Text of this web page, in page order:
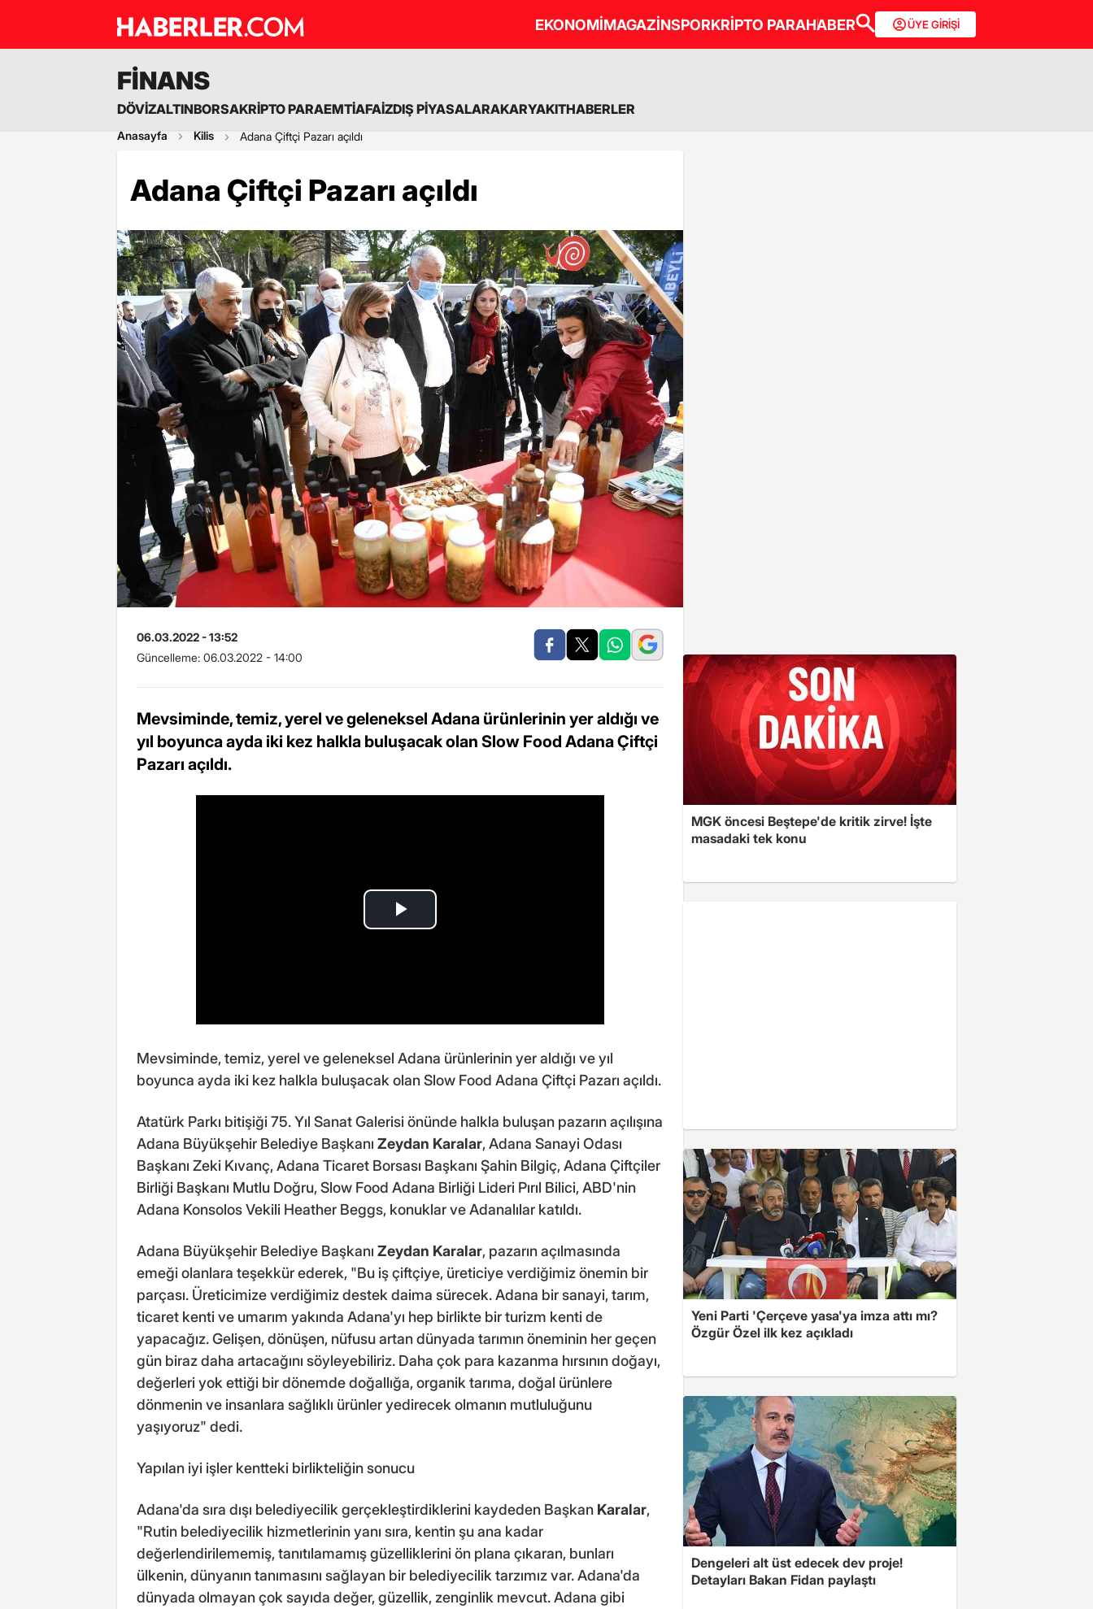
EKONOMİMAGAZİNSPORKRİPTO PARAHABER ÜYE GİRİŞİ
FİNANS
DÖVİZALTINBORSAKRİPTO PARAEMTİAFAİZDIŞ PİYASALARAKARYAKITHABERLER
Anasayfa Kilis Adana Çiftçi Pazarı açıldı
Adana Çiftçi Pazarı açıldı
06.03.2022 - 13:52
Güncelleme: 06.03.2022 - 14:00
Mevsiminde, temiz, yerel ve geleneksel Adana ürünlerinin yer aldığı ve
yıl boyunca ayda iki kez halkla buluşacak olan Slow Food Adana Çiftçi
Pazarı açıldı.
Mevsiminde, temiz, yerel ve geleneksel Adana ürünlerinin yer aldığı ve yıl
boyunca ayda iki kez halkla buluşacak olan Slow Food Adana Çiftçi Pazarı açıldı.
Atatürk Parkı bitişiği 75. Yıl Sanat Galerisi önünde halkla buluşan pazarın açılışına
Adana Büyükşehir Belediye Başkanı Zeydan Karalar, Adana Sanayi Odası
Başkanı Zeki Kıvanç, Adana Ticaret Borsası Başkanı Şahin Bilgiç, Adana Çiftçiler
Birliği Başkanı Mutlu Doğru, Slow Food Adana Birliği Lideri Pırıl Bilici, ABD'nin
Adana Konsolos Vekili Heather Beggs, konuklar ve Adanalılar katıldı.
Adana Büyükşehir Belediye Başkanı Zeydan Karalar, pazarın açılmasında
emeği olanlara teşekkür ederek, "Bu iş çiftçiye, üreticiye verdiğimiz önemin bir
parçası. Üreticimize verdiğimiz destek daima sürecek. Adana bir sanayi, tarım,
ticaret kenti ve umarım yakında Adana'yı hep birlikte bir turizm kenti de
yapacağız. Gelişen, dönüşen, nüfusu artan dünyada tarımın öneminin her geçen
gün biraz daha artacağını söyleyebiliriz. Daha çok para kazanma hırsının doğayı,
değerleri yok ettiği bir dönemde doğallığa, organik tarıma, doğal ürünlere
dönmenin ve insanlara sağlıklı ürünler yedirecek olmanın mutluluğunu
yaşıyoruz" dedi.
Yapılan iyi işler kentteki birlikteliğin sonucu
Adana'da sıra dışı belediyecilik gerçekleştirdiklerini kaydeden Başkan Karalar,
"Rutin belediyecilik hizmetlerinin yanı sıra, kentin şu ana kadar
değerlendirilememiş, tanıtılamamış güzelliklerini ön plana çıkaran, bunları
ülkenin, dünyanın tanımasını sağlayan bir belediyecilik tarzımız var. Adana'da
dünyada olmayan çok sayıda değer, güzellik, zenginlik mevcut. Adana gibi
MGK öncesi Beştepe'de kritik zirve! İşte
masadaki tek konu
Yeni Parti 'Çerçeve yasa'ya imza attı mı?
Özgür Özel ilk kez açıkladı
Dengeleri alt üst edecek dev proje!
Detayları Bakan Fidan paylaştı